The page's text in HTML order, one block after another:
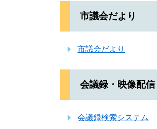
市議会だより
市議会だより
会議録・映像配信
会議録検索システム